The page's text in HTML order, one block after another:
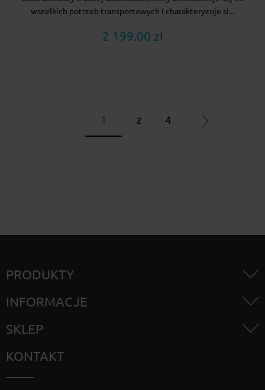
wszelkich potrzeb transportowych i charakteryzuje si...
2 199.00 zł
z 4
PRODUKTY
INFORMACJE
SKLEP
KONTAKT